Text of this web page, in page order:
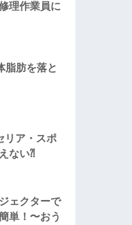
理作業員に
脂肪を落と
リア・スポ
ない⁈
ェクターで
単！〜おう